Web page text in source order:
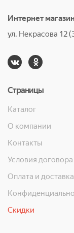
Интернет
ул. Некрасова 12
Страницы
Каталог
О компании
Контакты
Условия договора
Оплата и доставка
Скидки